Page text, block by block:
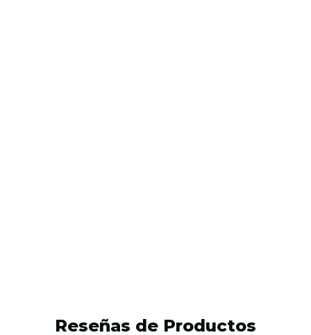
Reseñas de Productos